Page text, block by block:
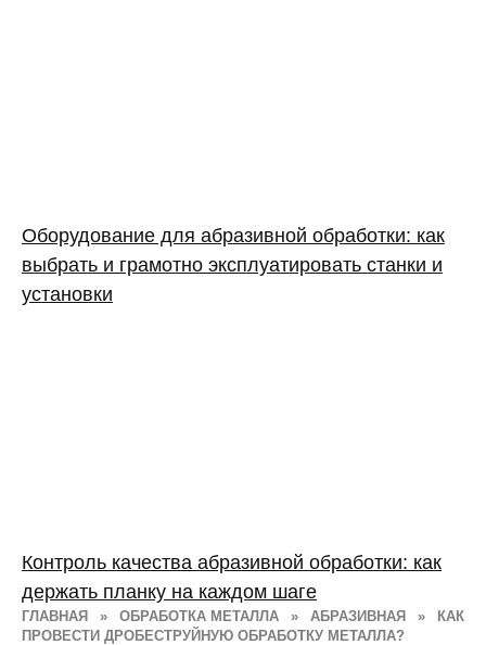
ГЛАВНАЯ » ОБРАБОТКА МЕТАЛЛА » АБРАЗИВНАЯ »
КАК
ПРОВЕСТИ ДРОБЕСТРУЙНУЮ ОБРАБОТКУ МЕТАЛЛА?
Оборудование для абразивной обработки: как
выбрать и грамотно эксплуатировать станки и
установки
Контроль качества абразивной обработки: как
держать планку на каждом шаге